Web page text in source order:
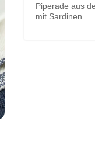
Piperade aus
mit Sardinen